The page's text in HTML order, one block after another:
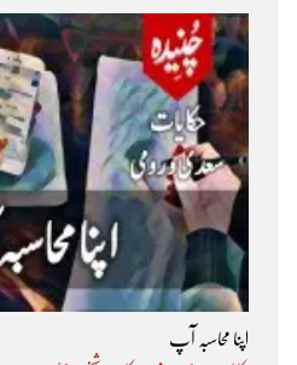
اپنا محاسبہ آپ